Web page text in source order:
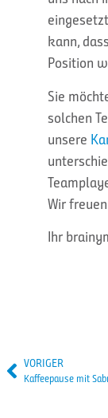
kann,
Position
Sie
solchen
unsere
Wir
Ihr
VORIGER
Kaffeepause mit